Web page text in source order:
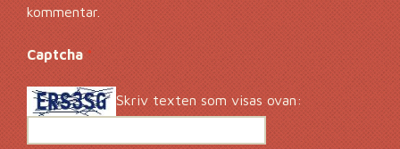
kommentar.
Captcha*
Skriv texten som visas ovan: